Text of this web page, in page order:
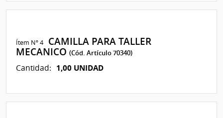
Ítem Nº 4
CAMILLA PARA TALLER
MECANICO(Cód. Artículo 70340)
Cantidad: 1,00 UNIDAD